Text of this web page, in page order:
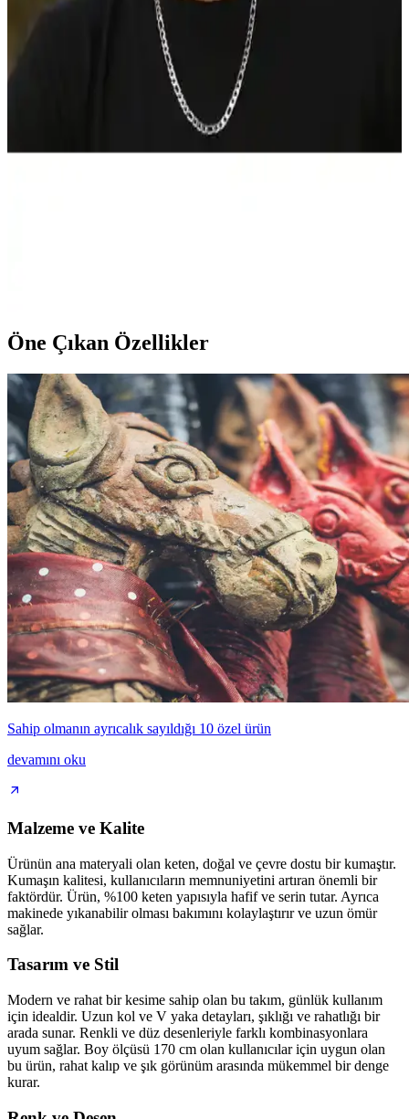
İki keten şapka modelinin malzeme, tasarım ve kullanıcı
yorumlarıyla detaylı karşılaştırması, seçim yaparken dikkat edilmesi
Erkek Keten Pantolon Kombinleri: Yaz İçin Hafif ve
Erkek keten pantolonlar, nefes alan kumaşı ve şık tasarımıyla yaz
aylarında konfor ve stil sunar. Günlük ve yarı resmi kombinlerle çok
Öne Çıkan Özellikler
Sahip olmanın ayrıcalık sayıldığı 10 özel ürün
devamını oku
Malzeme ve Kalite
Ürünün ana materyali olan keten, doğal ve çevre dostu bir kumaştır.
Kumaşın kalitesi, kullanıcıların memnuniyetini artıran önemli bir
faktördür. Ürün, %100 keten yapısıyla hafif ve serin tutar. Ayrıca
makinede yıkanabilir olması bakımını kolaylaştırır ve uzun ömür
sağlar.
Tasarım ve Stil
Modern ve rahat bir kesime sahip olan bu takım, günlük kullanım
için idealdir. Uzun kol ve V yaka detayları, şıklığı ve rahatlığı bir
arada sunar. Renkli ve düz desenleriyle farklı kombinasyonlara
uyum sağlar. Boy ölçüsü 170 cm olan kullanıcılar için uygun olan
bu ürün, rahat kalıp ve şık görünüm arasında mükemmel bir denge
kurar.